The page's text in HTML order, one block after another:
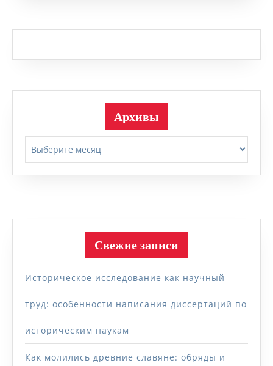
Архивы
Свежие записи
Историческое исследование как научный
труд: особенности написания диссертаций по
историческим наукам
Как молились древние славяне: обряды и